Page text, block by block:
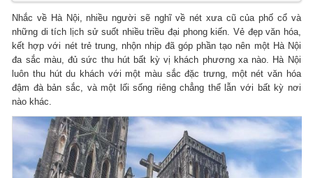
Nhắc về Hà Nội, nhiều người sẽ nghĩ về nét xưa cũ của phố cổ và
những di tích lịch sử suốt nhiều triều đại phong kiến. Vẻ đẹp văn hóa,
kết hợp với nét trẻ trung, nhộn nhịp đã góp phần tạo nên một Hà Nội
đa sắc màu, đủ sức thu hút bất kỳ vị khách phương xa nào. Hà Nội
luôn thu hút du khách với một màu sắc đặc trưng, một nét văn hóa
đậm đà bản sắc, và một lối sống riêng chẳng thể lẫn với bất kỳ nơi
nào khác.